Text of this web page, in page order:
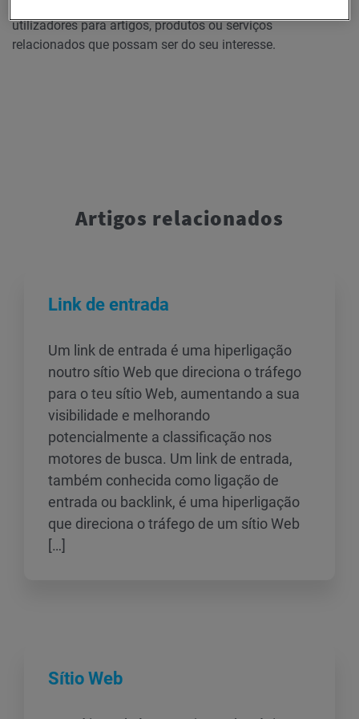
utilizadores para artigos, produtos ou serviços
relacionados que possam ser do seu interesse.
Artigos relacionados
Link de entrada
Um link de entrada é uma hiperligação
noutro sítio Web que direciona o tráfego
para o teu sítio Web, aumentando a sua
visibilidade e melhorando
potencialmente a classificação nos
motores de busca. Um link de entrada,
também conhecida como ligação de
entrada ou backlink, é uma hiperligação
que direciona o tráfego de um sítio Web
[…]
Sítio Web